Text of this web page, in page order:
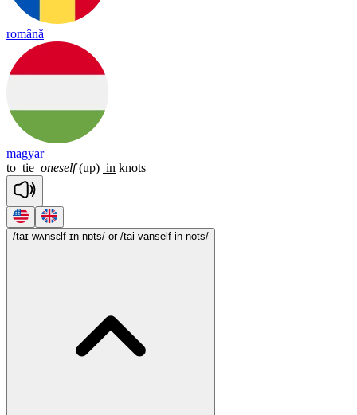
română
magyar
to tie oneself (up) in knots
/taɪ wʌnsɛlf ɪn nɒts/ or /tai vanself in nots/